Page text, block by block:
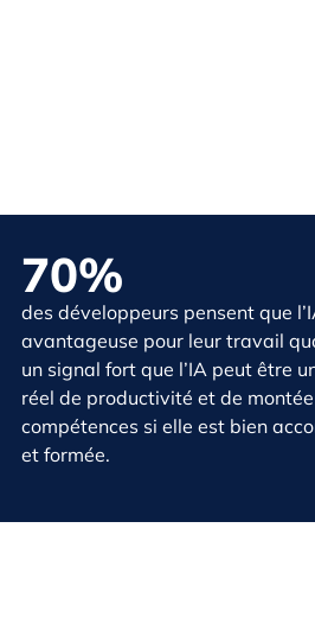
70%
des développeurs pensent que
avantageuse pour leur travail
un signal fort que l’IA peut être
réel de productivité et de
compétences si elle est bien
et formée.